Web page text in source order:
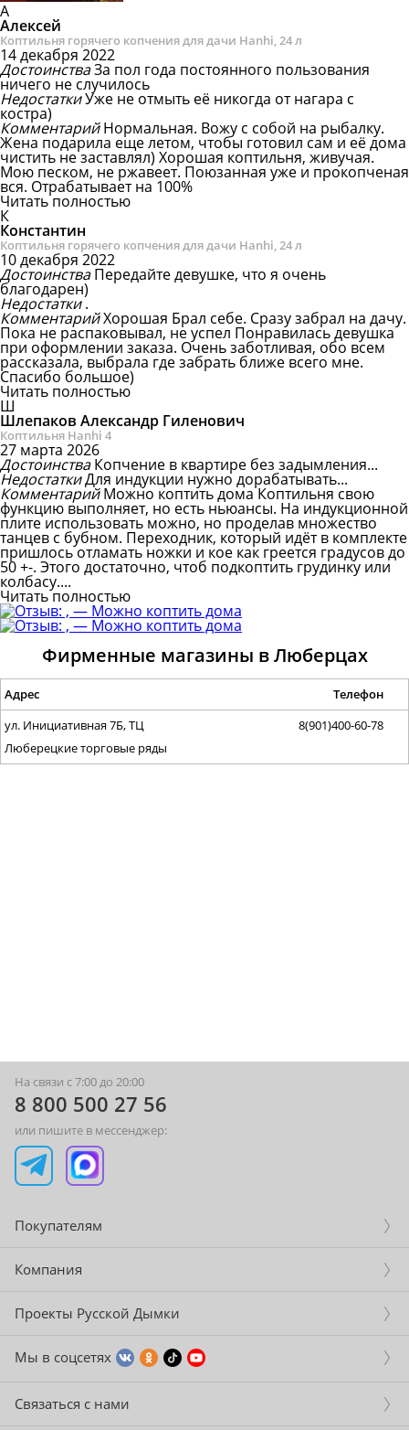
А
Алексей
Коптильня горячего копчения для дачи Hanhi, 24 л
14 декабря 2022
ДостоинстваЗа пол года постоянного пользования
ничего не случилось
НедостаткиУже не отмыть её никогда от нагара с
костра)
Комментарий Нормальная. Вожу с собой на рыбалку.
Жена подарила еще летом, чтобы готовил сам и её дома
чистить не заставлял) Хорошая коптильня, живучая.
Мою песком, не ржавеет. Поюзанная уже и прокопченая
вся. Отрабатывает на 100%
Читать полностью
К
Константин
Коптильня горячего копчения для дачи Hanhi, 24 л
10 декабря 2022
ДостоинстваПередайте девушке, что я очень
благодарен)
Недостатки.
КомментарийХорошая Брал себе. Сразу забрал на дачу.
Пока не распаковывал, не успел Понравилась девушка
при оформлении заказа. Очень заботливая, обо всем
рассказала, выбрала где забрать ближе всего мне.
Спасибо большое)
Читать полностью
Ш
Шлепаков Александр Гиленович
Коптильня Hanhi 4
27 марта 2026
ДостоинстваКопчение в квартире без задымления...
НедостаткиДля индукции нужно дорабатывать...
Комментарий Можно коптить домаКоптильня свою
функцию выполняет, но есть ньюансы. На индукционной
плите использовать можно, но проделав множество
танцев с бубном. Переходник, который идёт в комплекте
пришлось отламать ножки и кое как греется градусов до
50 +-. Этого достаточно, чтоб подкоптить грудинку или
колбасу....
Читать полностью
Фирменные магазины в Люберцах
Адрес
Телефон
ул. Инициативная 7Б, ТЦ
Люберецкие торговые ряды
8(901)400-60-78
На связи с 7:00 до 20:00
8 800 500 27 56
или пишите в мессенджер:
Покупателям
Компания
Проекты Русской Дымки
Мы в соцсетях
Связаться с нами